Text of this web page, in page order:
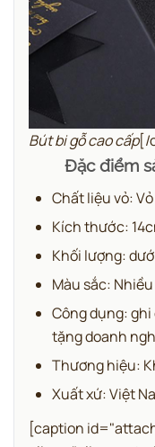
Bút bi gỗ cao cấp[/
Đặc điểm
Chất liệu vỏ:
Kích thước:
Khối lượng:
Màu sắc:
Công dụng: ghi
tặng doanh
Thương hiệu:
Xuất xứ: Việt
[caption